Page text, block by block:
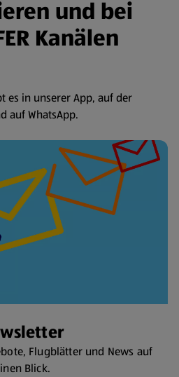
und bei
Kanälen
es in unserer App, auf der
auf WhatsApp.
Flugblätter und News auf
Blick.